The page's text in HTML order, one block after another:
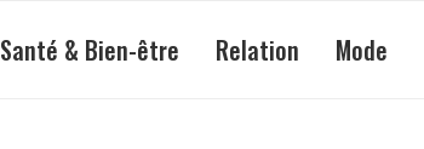
Santé & Bien-être Relation Mode